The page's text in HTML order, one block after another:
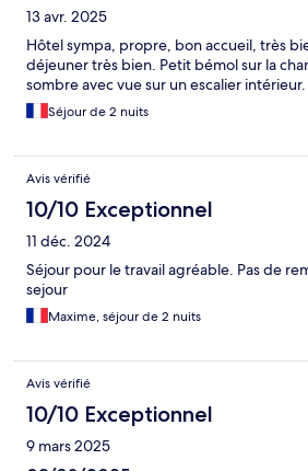
13 avr. 2025
Hôtel sympa, propre, bon accueil, très
déjeuner très bien. Petit bémol sur la
sombre avec vue sur un escalier intérieur.
Séjour de 2 nuits
Avis vérifié
10/10 Exceptionnel
11 déc. 2024
Séjour pour le travail agréable. Pas de
sejour
Maxime, séjour de 2 nuits
Avis vérifié
10/10 Exceptionnel
9 mars 2025